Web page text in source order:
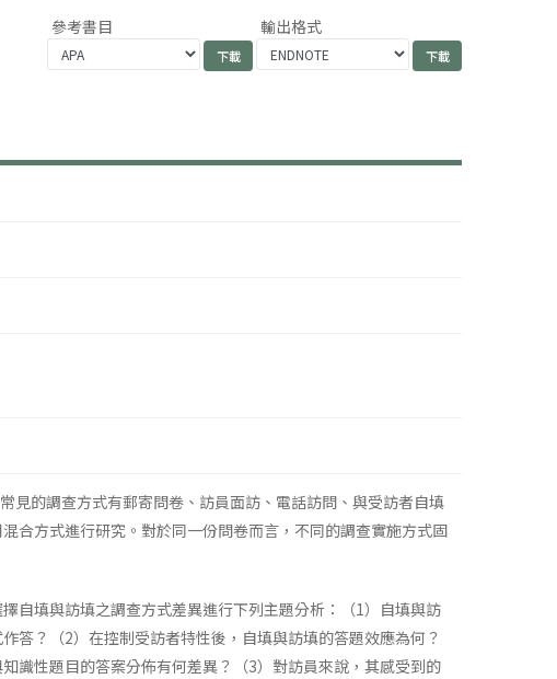
參考書目 輸出格式
的調查方式有郵寄問卷、訪員面訪、電話訪問、與受訪者自填
合方式進行研究。對於同一份問卷而言，不同的調查實施方式固
自填與訪填之調查方式差異進行下列主題分析：（1）自填與訪
答？（2）在控制受訪者特性後，自填與訪填的答題效應為何？
識性題目的答案分佈有何差異？（3）對訪員來說，其感受到的